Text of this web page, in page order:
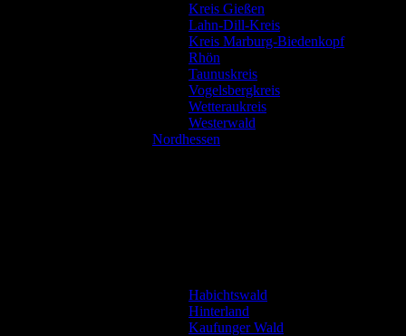
Kreis Gießen
Lahn-Dill-Kreis
Kreis Marburg-Biedenkopf
Rhön
Taunuskreis
Vogelsbergkreis
Wetteraukreis
Westerwald
Nordhessen
Habichtswald
Hinterland
Kaufunger Wald